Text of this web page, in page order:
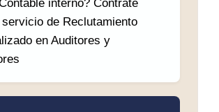
interno? Contrate
de Reclutamiento
en Auditores y